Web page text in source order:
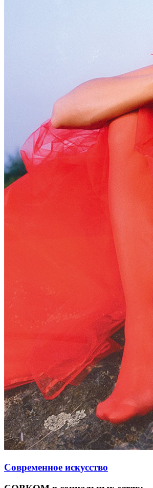
Современное искусство